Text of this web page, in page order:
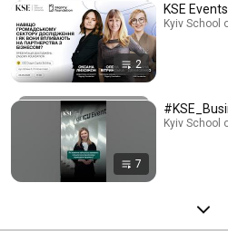
2
KSE Events
Kyiv School
7
Kyiv School